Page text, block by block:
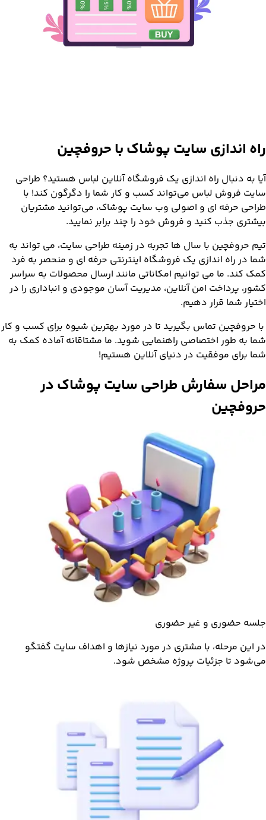
راه اندازی سایت پوشاک با حروفچین
آیا به دنبال راه اندازی یک فروشگاه آنلاین لباس هستید؟ طراحی
سایت فروش لباس می‌تواند کسب و کار شما را دگرگون کند! با
طراحی حرفه ای و اصولی وب سایت پوشاک، می‌توانید مشتریان
بیشتری جذب کنید و فروش خود را چند برابر نمایید.
تیم حروفچین با سال ها تجربه در زمینه طراحی سایت، می تواند به
شما در راه اندازی یک فروشگاه اینترنتی حرفه ای و منحصر به فرد
کمک کند. ما می توانیم امکاناتی مانند ارسال محصولات به سراسر
کشور، پرداخت امن آنلاین، مدیریت آسان موجودی و انباداری را در
اختیار شما قرار دهیم.
با حروفچین تماس بگیرید تا در مورد بهترین شیوه برای کسب و کار
شما به طور اختصاصی راهنمایی شوید. ما مشتاقانه آماده کمک به
شما برای موفقیت در دنیای آنلاین هستیم!
مراحل سفارشطراحی سایت پوشاک در
حروفچین
جلسه حضوری و غیر حضوری
در این مرحله، با مشتری در مورد نیازها و اهداف سایت گفتگو
می‌شود تا جزئیات پروژه مشخص شود.